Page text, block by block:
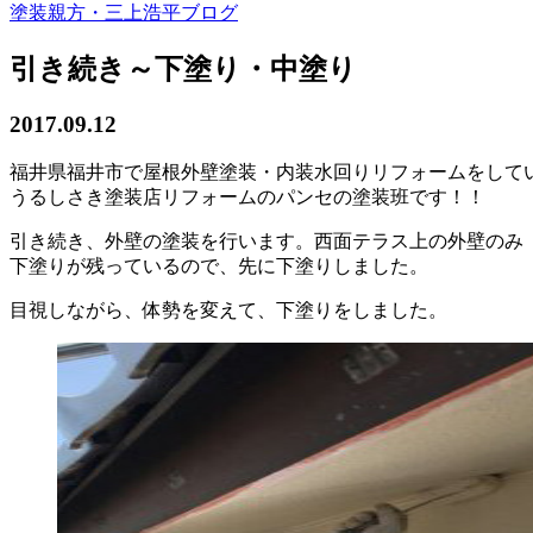
塗装親方・三上浩平ブログ
引き続き～下塗り・中塗り
2017.09.12
福井県福井市で屋根外壁塗装・内装水回りリフォームをして
うるしさき塗装店リフォームのパンセの塗装班です！！
引き続き、外壁の塗装を行います。西面テラス上の外壁のみ
下塗りが残っているので、先に下塗りしました。
目視しながら、体勢を変えて、下塗りをしました。